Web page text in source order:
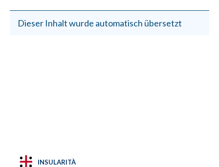
Dieser Inhalt wurde automatisch übersetzt
INSULARITÀ